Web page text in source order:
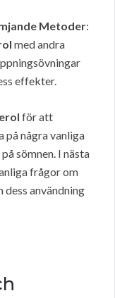
Metoder:
med andra
effekter.
för att
några vanliga
sömnen. I nästa
frågor om
användning